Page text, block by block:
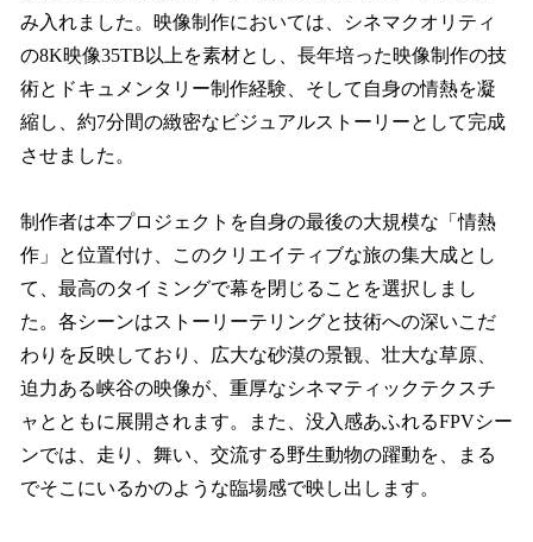
み入れました。映像制作においては、シネマクオリティ
の8K映像35TB以上を素材とし、長年培った映像制作の技
術とドキュメンタリー制作経験、そして自身の情熱を凝
縮し、約7分間の緻密なビジュアルストーリーとして完成
させました。
制作者は本プロジェクトを自身の最後の大規模な「情熱
作」と位置付け、このクリエイティブな旅の集大成とし
て、最高のタイミングで幕を閉じることを選択しまし
た。各シーンはストーリーテリングと技術への深いこだ
わりを反映しており、広大な砂漠の景観、壮大な草原、
迫力ある峡谷の映像が、重厚なシネマティックテクスチ
ャとともに展開されます。また、没入感あふれるFPVシー
ンでは、走り、舞い、交流する野生動物の躍動を、まる
でそこにいるかのような臨場感で映し出します。